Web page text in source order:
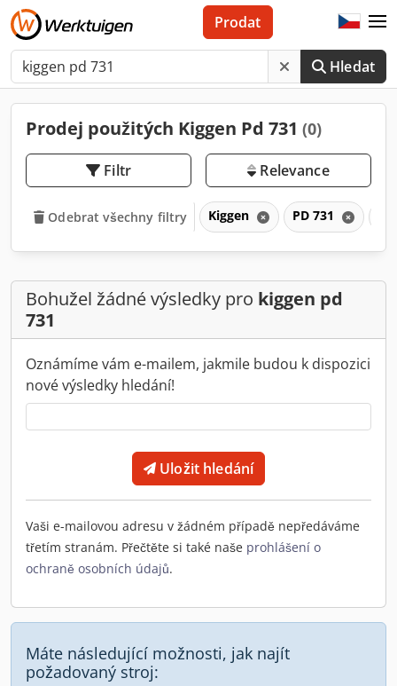
Hledat
Prodat
Prodej použitých Kiggen Pd 731 (0)
Filtr Relevance
Odebrat všechny filtry Kiggen PD 731
Bohužel žádné výsledky pro kiggen pd
731
Oznámíme vám e-mailem, jakmile budou k dispozici
nové výsledky hledání!
Uložit hledání
Vaši e-mailovou adresu v žádném případě nepředáváme
třetím stranám. Přečtěte si také naše prohlášení o
ochraně osobních údajů.
Máte následující možnosti, jak najít
požadovaný stroj: